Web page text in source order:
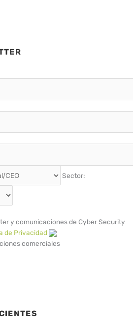
Sector:
y comunicaciones de Cyber Security
de Privacidad
comerciales